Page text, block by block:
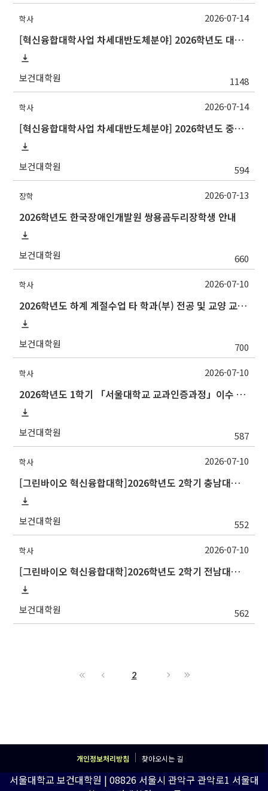
학사
[혁신융합대학사업 차세대반도체분야] 2026학년도 대구대학교 2학기 교류 수학 안내
보건대학원 1148
2026-07-14
학사
[혁신융합대학사업 차세대반도체분야] 2026학년도 중앙대학교 2학기 교류 수학 안내
보건대학원 594
2026-07-14
장학
2026학년도 한국장애인개발원 쌍용곰두리장학생 안내
보건대학원 660
2026-07-13
학사
2026학년도 하계 계절수업 타 학과(부) 전공 및 교양 교과목 성적평가방법 선택제 신청 안내(~7/15 수)
보건대학원 700
2026-07-10
학사
2026학년도 1학기 「서울대학교 교과인증과정」이수 신청 안내
보건대학원 587
2026-07-10
학사
[그린바이오 혁신융합대학]2026학년도 2학기 충남대학교 교류 수학 안내
보건대학원 552
2026-07-10
학사
[그린바이오 혁신융합대학]2026학년도 2학기 전남대학교 교류 수학 안내
보건대학원 562
2026-07-10
2
개인정보처리방침 찾아오시는 길
서울대학교 보건대학원 | 08826 서울시 관악구 관악로1 서울대